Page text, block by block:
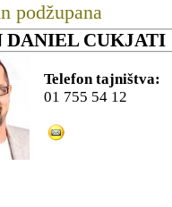
podžupana
DANIEL CUKJATI
Telefon tajništva:
01 755 54 12